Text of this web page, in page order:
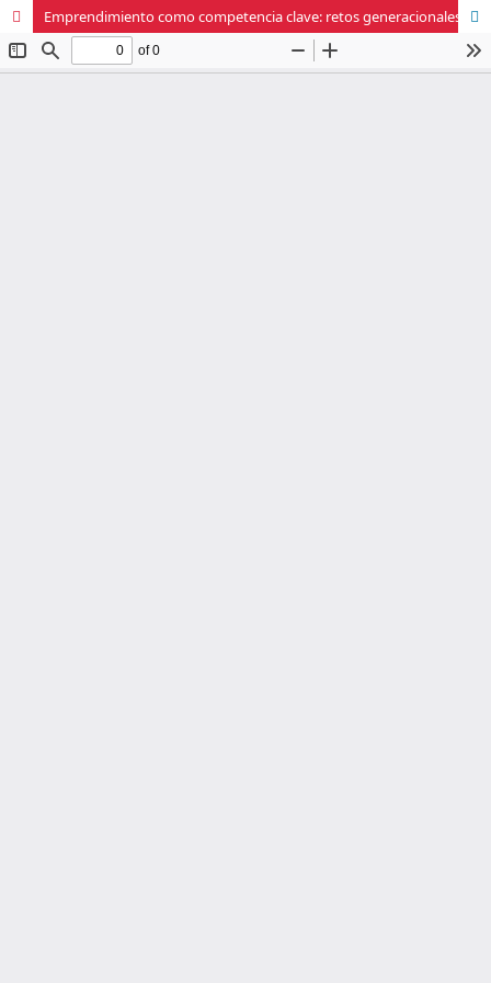
Emprendimiento como competencia clave: retos generacionales en un nuevo escenario